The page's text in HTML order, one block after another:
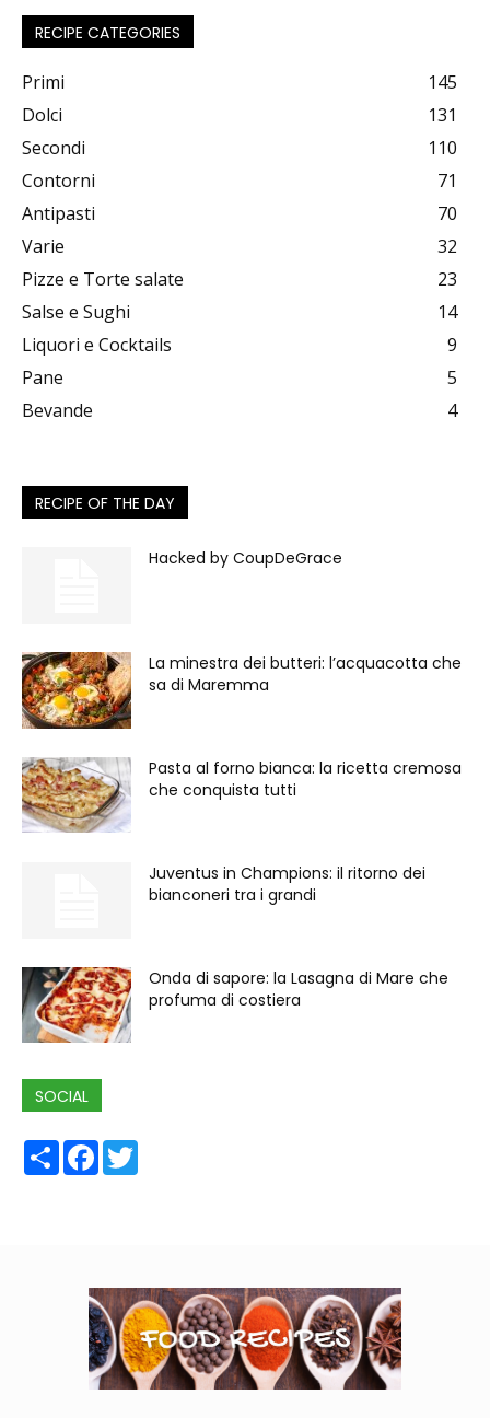
RECIPE CATEGORIES
Primi
145
Dolci
131
Secondi
110
Contorni
71
Antipasti
70
Varie
32
Pizze e Torte salate
23
Salse e Sughi
14
Liquori e Cocktails
9
Pane
5
Bevande
4
RECIPE OF THE DAY
Hacked by CoupDeGrace
La minestra dei butteri: l’acquacotta che
sa di Maremma
Pasta al forno bianca: la ricetta cremosa
che conquista tutti
Juventus in Champions: il ritorno dei
bianconeri tra i grandi
Onda di sapore: la Lasagna di Mare che
profuma di costiera
SOCIAL
ShareFacebook